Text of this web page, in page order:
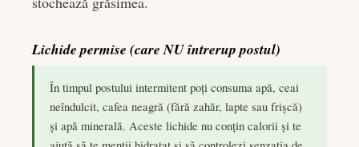
Lichide permise (care NU întrerup postul)
În timpul postului intermitent poți consuma apă, ceai
neîndulcit, cafea neagră (fără zahăr, lapte sau frișcă)
și apă minerală. Aceste lichide nu conțin calorii și te